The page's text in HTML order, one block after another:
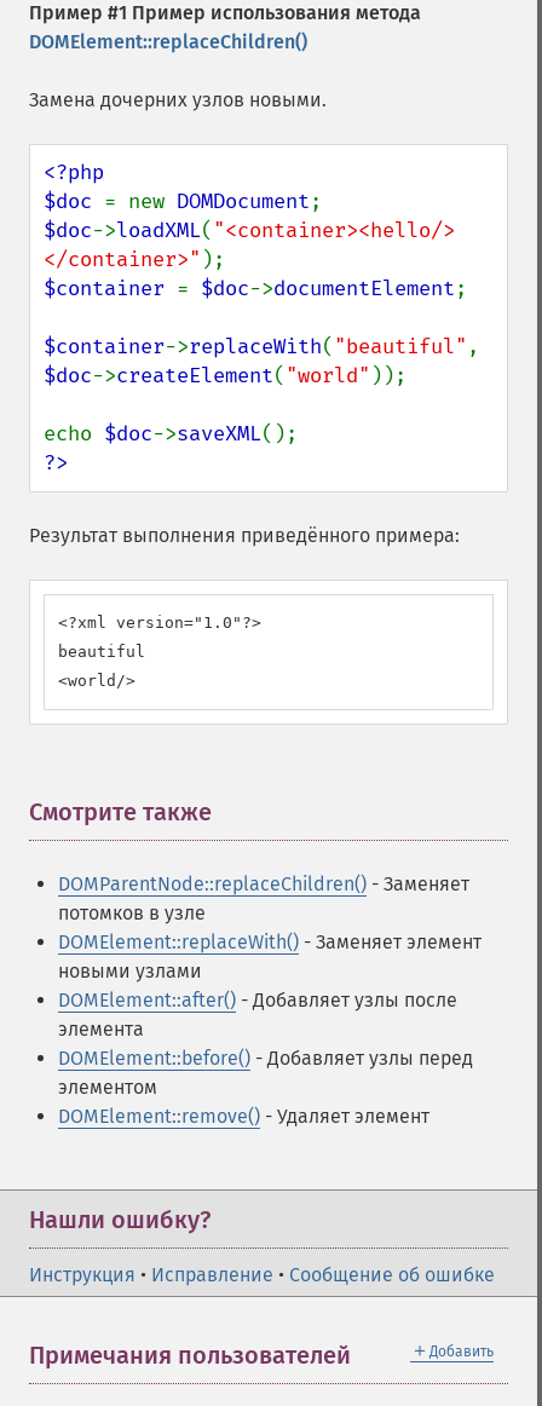
Пример #1 Пример использования метода
DOMElement::replaceChildren()
Замена дочерних узлов новыми.
<?php
$doc = new DOMDocument
$doc->loadXML( "<container><hello/>
</container>"
$container = $doc->documentElement;
$container->replaceWith( "beautiful"
$doc->createElement( "world" ));
echo $doc->saveXML
?>
Результат выполнения приведённого примера:
<?xml version="1.0"?>
beautiful
<world/>
Смотрите также
DOMParentNode::replaceChildren() - Заменяет
потомков в узле
DOMElement::replaceWith() - Заменяет элемент
новыми узлами
DOMElement::after() - Добавляет узлы после
элемента
DOMElement::before() - Добавляет узлы перед
элементом
DOMElement::remove() - Удаляет элемент
Нашли ошибку?
Инструкция • Исправление • Сообщение об ошибке
＋ Добавить
Примечания пользователей